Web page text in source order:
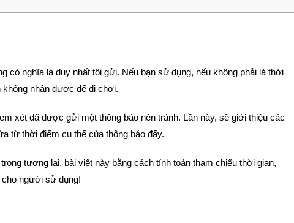
có nghĩa là duy nhất tôi gửi. Nếu bạn sử dụng, nếu không phải là thời
nhận được để đi chơi.
xét đã được gửi một thông báo nên tránh. Lần này, sẽ giới thiệu các
từ thời điểm cụ thể của thông báo đẩy.
tương lai, bài viết này bằng cách tính toán tham chiếu thời gian,
cho người sử dụng!